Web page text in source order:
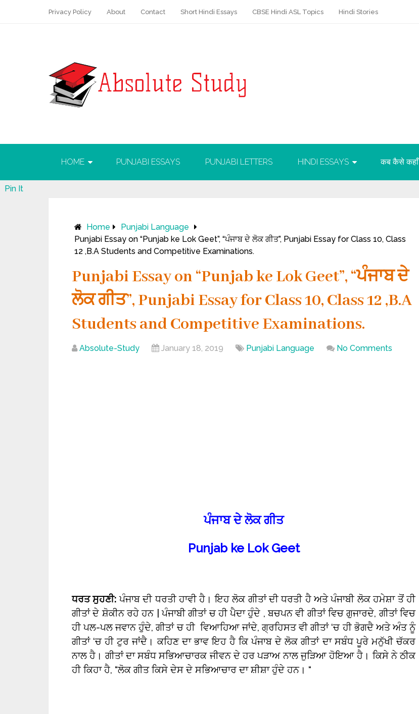
Privacy Policy About Contact Short Hindi Essays CBSE Hindi ASL Topics Hindi Stories
HOME PUNJABI ESSAYS PUNJABI LETTERS HINDI ESSAYS कब कैसे कहाँ
Home
Punjabi Language
Punjabi Essay on “Punjab ke Lok Geet”, “ਪੰਜਾਬ ਦੇ ਲੋਕ ਗੀਤ”, Punjabi Essay for Class 10, Class
12 ,B.A Students and Competitive Examinations.
Punjabi Essay on “Punjab ke Lok Geet”, “ਪੰਜਾਬ ਦੇ
ਲੋਕ ਗੀਤ”, Punjabi Essay for Class 10, Class 12 ,B.A
Students and Competitive Examinations.
Absolute-Study January 18, 2019 Punjabi Language No Comments
ਪੰਜਾਬ ਦੇ ਲੋਕ ਗੀਤ
Punjab ke Lok Geet
ਧਰਤ ਸੁਹਣੀ: ਪੰਜਾਬ ਦੀ ਧਰਤੀ ਹਾਵੀ ਹੈ। ਇਹ ਲੋਕ ਗੀਤਾਂ ਦੀ ਧਰਤੀ ਹੈ ਅਤੇ ਪੰਜਾਬੀ ਲੋਕ ਹਮੇਸ਼ਾ ਤੋਂ ਹੀ
ਗੀਤਾਂ ਦੇ ਸ਼ੋਕੀਨ ਰਹੇ ਹਨ | ਪੰਜਾਬੀ ਗੀਤਾਂ ਚ ਹੀ ਪੈਦਾ ਹੁੰਦੇ , ਬਚਪਨ ਵੀ ਗੀਤਾਂ ਵਿਚ ਗੁਜਾਰਦੇ, ਗੀਤਾਂ ਵਿਚ
ਹੀ ਪਲ-ਪਲ ਜਵਾਨ ਹੁੰਦੇ, ਗੀਤਾਂ ਚ ਹੀ ਵਿਆਹਿਆ ਜਾਂਦੇ, ਗ੍ਰਹਿਸਤ ਵੀ ਗੀਤਾਂ ‘ਚ ਹੀ ਭੋਗਦੈ ਅਤੇ ਅੰਤ ਨੂੰ
ਗੀਤਾਂ ‘ਚ ਹੀ ਟੁਰ ਜਾਂਦੈ। ਕਹਿਣ ਦਾ ਭਾਵ ਇਹ ਹੈ ਕਿ ਪੰਜਾਬ ਦੇ ਲੋਕ ਗੀਤਾਂ ਦਾ ਸਬੰਧ ਪੂਰੇ ਮਨੁੱਖੀ ਚੱਕਰ
ਨਾਲ ਹੈ। ਗੀਤਾਂ ਦਾ ਸਬੰਧ ਸਭਿਆਚਾਰਕ ਜੀਵਨ ਦੇ ਹਰ ਪੜਾਅ ਨਾਲ ਜੁੜਿਆ ਹੋਇਆ ਹੈ। ਕਿਸੇ ਨੇ ਠੀਕ
ਹੀ ਕਿਹਾ ਹੈ, “ਲੋਕ ਗੀਤ ਕਿਸੇ ਦੇਸ ਦੇ ਸਭਿਆਚਾਰ ਦਾ ਸ਼ੀਸ਼ਾ ਹੁੰਦੇ ਹਨ। “
Pin It